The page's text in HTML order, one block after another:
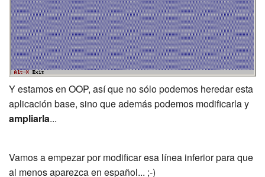
Y estamos en OOP, así que no sólo podemos heredar esta
aplicación base, sino que además podemos modificarla y
ampliarla...
Vamos a empezar por modificar esa línea inferior para que
al menos aparezca en español... ;-)